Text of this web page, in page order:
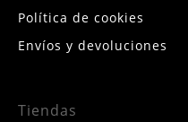
Política de cookies
Envíos y devoluciones
Tiendas